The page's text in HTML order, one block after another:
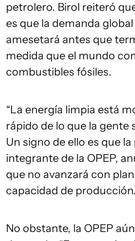
petrolero. Birol reiteró
es que la demanda
amesetará antes que
medida que el mundo
combustibles fósiles.
“La energía limpia está
rápido de lo que la gente
Un signo de ello es que
integrante de la OPEP,
que no avanzará con
capacidad de producción.
No obstante, la OPEP